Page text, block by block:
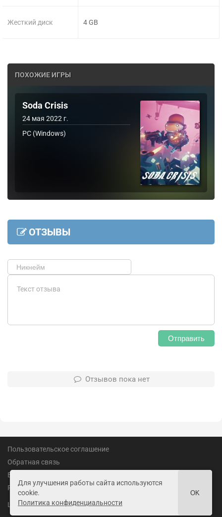
Жесткий диск 4 GB
ПОХОЖИЕ ИГРЫ
Soda Crisis
24 мая 2022 г.
PC (Windows)
ОТЗЫВЫ
Отправить
Отзывов пока нет
Для улучшения работы сайта используются
cookie.
Политика конфиденциальности
OK
Пользовательское соглашение
Обратная связь
Вакансии
Реклама
LandofGames.ru©2026 18+